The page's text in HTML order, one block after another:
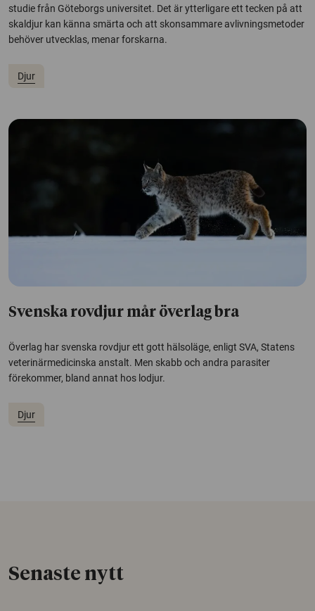
studie från Göteborgs universitet. Det är ytterligare ett tecken på att
skaldjur kan känna smärta och att skonsammare avlivningsmetoder
behöver utvecklas, menar forskarna.
Djur
Svenska rovdjur mår överlag bra
Överlag har svenska rovdjur ett gott hälsoläge, enligt SVA, Statens
veterinärmedicinska anstalt. Men skabb och andra parasiter
förekommer, bland annat hos lodjur.
Djur
Senaste nytt